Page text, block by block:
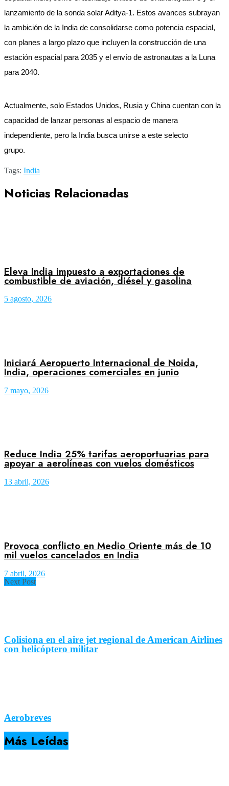
lanzamiento de la sonda solar Aditya-1. Estos avances subrayan
la ambición de la India de consolidarse como potencia espacial,
con planes a largo plazo que incluyen la construcción de una
estación espacial para 2035 y el envío de astronautas a la Luna
para 2040.
Actualmente, solo Estados Unidos, Rusia y China cuentan con la
capacidad de lanzar personas al espacio de manera
independiente, pero la India busca unirse a este selecto
grupo.
Tags: India
Noticias Relacionadas
Eleva India impuesto a exportaciones de
combustible de aviación, diésel y gasolina
5 agosto, 2026
Iniciará Aeropuerto Internacional de Noida,
India, operaciones comerciales en junio
7 mayo, 2026
Reduce India 25% tarifas aeroportuarias para
apoyar a aerolíneas con vuelos domésticos
13 abril, 2026
Provoca conflicto en Medio Oriente más de 10
mil vuelos cancelados en India
7 abril, 2026
Next Post
Colisiona en el aire jet regional de American Airlines
con helicóptero militar
Aerobreves
Más Leídas